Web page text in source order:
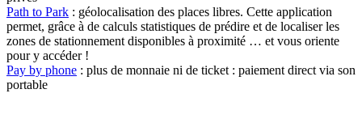
Path to Park : géolocalisation des places libres. Cette application
permet, grâce à de calculs statistiques de prédire et de localiser les
zones de stationnement disponibles à proximité … et vous oriente
pour y accéder !
Pay by phone : plus de monnaie ni de ticket : paiement direct via son
portable